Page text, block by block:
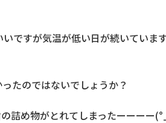
ですが気温が低い日が続いていま
たのではないでしょうか？
詰め物がとれてしまったーーーー